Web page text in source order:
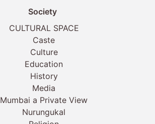
Society
CULTURAL SPACE
Caste
Culture
Education
History
Media
Mumbai a Private View
Nurungukal